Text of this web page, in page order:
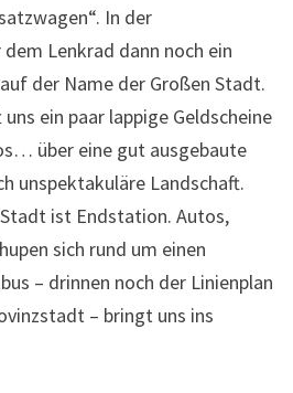
In der
Lenkrad dann noch ein
der Name der Großen Stadt.
ein paar lappige Geldscheine
über eine gut ausgebaute
unspektakuläre Landschaft.
ist Endstation. Autos,
sich rund um einen
– drinnen noch der Linienplan
– bringt uns ins